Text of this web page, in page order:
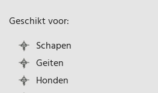
Geschikt voor:
Schapen
Geiten
Honden